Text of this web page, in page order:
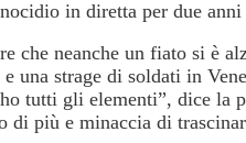
in diretta per due
che neanche un fiato si è
una strage di soldati in
tutti gli elementi”, dice la
di più e minaccia di